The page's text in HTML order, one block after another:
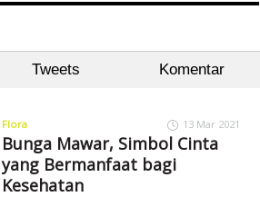
Tweets Komentar
Flora 13 Mar 2021
Bunga Mawar, Simbol Cinta
yang Bermanfaat bagi
Kesehatan